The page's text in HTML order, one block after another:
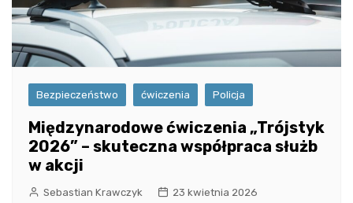
Bezpieczeństwo ćwiczenia Policja
Międzynarodowe ćwiczenia „Trójstyk
2026” – skuteczna współpraca służb
w akcji
Sebastian Krawczyk 23 kwietnia 2026